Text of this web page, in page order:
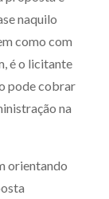
naquilo
como com
é o licitante
pode cobrar
na
orientando